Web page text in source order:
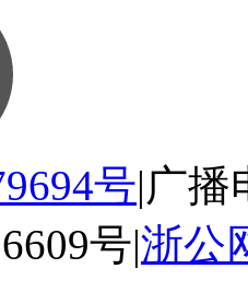
号|广播
号|浙公